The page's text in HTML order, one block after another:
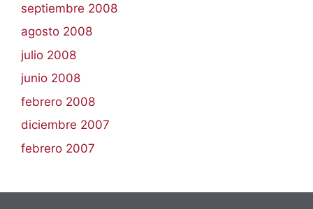
septiembre 2008
agosto 2008
julio 2008
junio 2008
febrero 2008
diciembre 2007
febrero 2007